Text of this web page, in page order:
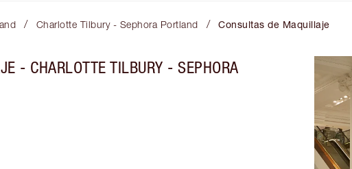
/ Charlotte Tilbury - Sephora Portland / Consultas de Maquillaje
- CHARLOTTE TILBURY - SEPHORA